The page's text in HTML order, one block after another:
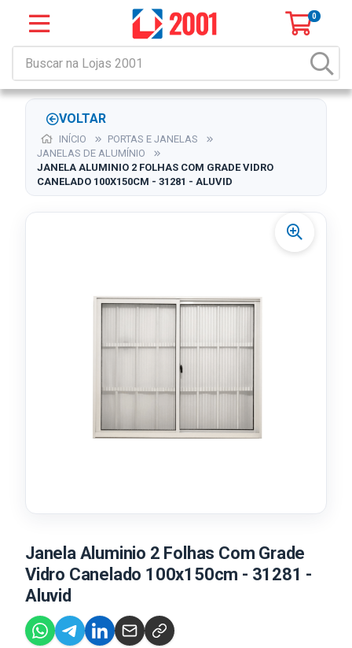
0
VOLTAR
INÍCIO
PORTAS E JANELAS
JANELAS DE ALUMÍNIO
JANELA ALUMINIO 2 FOLHAS COM GRADE VIDRO
CANELADO 100X150CM - 31281 - ALUVID
Janela Aluminio 2 Folhas Com Grade
Vidro Canelado 100x150cm - 31281 -
Aluvid